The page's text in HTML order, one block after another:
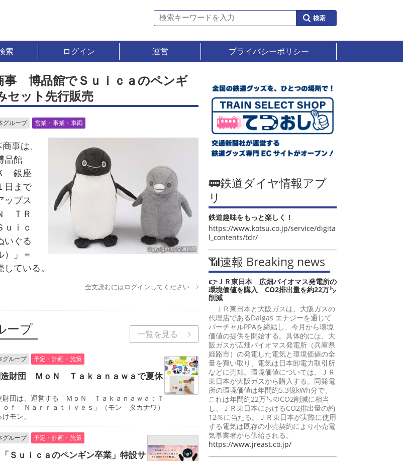
索 ログイン 運営 プライバシーポリシー
事 博品館でＳｕｉｃａのペンギ
セット先行販売
グループ 営業・事業・車両
事は、
品館
銀座
日まで
ップス
ＴＲ
ｕｉｃ
いぐる
）」＝
ている。
全文読むにはログインしてください
ープ 一覧を見る
グループ 予定・計画・施策
造財団 ＭｏＮ Ｔａｋａｎａｗａで夏休
団は、運営する「ＭｏＮ Ｔａｋａｎａｗａ：Ｔ
ｆ Ｎａｒｒａｔｉｖｅｓ」（モン タカナワ）
モン、
グループ 予定・計画・施策
Ｓｕｉｃａのペンギン卒業」特設サ
🚃鉄道ダイヤ情報アプ
リ
鉄道趣味をもっと楽しく！
https://www.kotsu.co.jp/service/digita
l_contents/tdr/
📶速報 Breaking news
👉ＪＲ東日本 広畑バイオマス発電所の
環境価値を購入 CO2排出量を約22万㌧
削減
ＪＲ東日本と大阪ガスは、大阪ガスの
代理店であるDaigas エナジーを通じて
バーチャルPPAを締結し、今月から環境
価値の提供を開始する。具体的には、大
阪ガスが広畑バイオマス発電所（兵庫県
姫路市）の発電した電気と環境価値の全
量を買い取り、電気は日本卸電力取引所
などに売却。環境価値については、ＪＲ
東日本が大阪ガスから購入する。同発電
所の環境価値は年間約5.3億kWh分で、
これは年間約22万㌧のCO2削減に相当
し、ＪＲ東日本におけるCO2排出量の約
12％に当たる。ＪＲ東日本が実際に使用
する電気は既存の小売契約により小売電
気事業者から供給される。
https://www.jreast.co.jp/